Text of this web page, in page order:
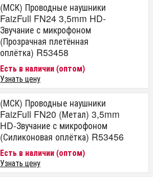
(МСК) Проводные наушники
FaizFull FN24 3,5mm HD-
Звучание с микрофоном
(Прозрачная плетённая
оплётка) R53458
Есть в наличии (оптом)
Узнать цену
(МСК) Проводные наушники
FaizFull FN20 (Метал) 3,5mm
HD-Звучание с микрофоном
(Силиконовая оплётка) R53456
Есть в наличии (оптом)
Узнать цену